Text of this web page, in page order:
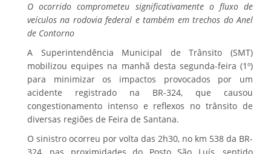
O ocorrido comprometeu significativamente o fluxo de
veículos na rodovia federal e também em trechos do Anel
de Contorno
A Superintendência Municipal de Trânsito (SMT)
mobilizou equipes na manhã desta segunda-feira (1º)
para minimizar os impactos provocados por um
acidente registrado na BR-324, que causou
congestionamento intenso e reflexos no trânsito de
diversas regiões de Feira de Santana.
O sinistro ocorreu por volta das 2h30, no km 538 da BR-